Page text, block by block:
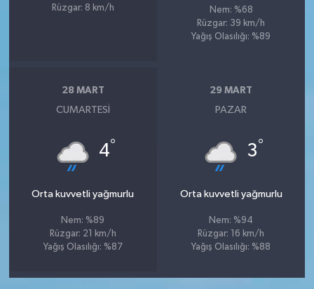
Rüzgar: 8 km/h
Nem: %68
Rüzgar: 39 km/h
Yağış Olasılığı: %89
28 MART
CUMARTESI
4°
Orta kuvvetli yağmurlu
Nem: %89
Rüzgar: 21 km/h
Yağış Olasılığı: %87
29 MART
PAZAR
3°
Orta kuvvetli yağmurlu
Nem: %94
Rüzgar: 16 km/h
Yağış Olasılığı: %88